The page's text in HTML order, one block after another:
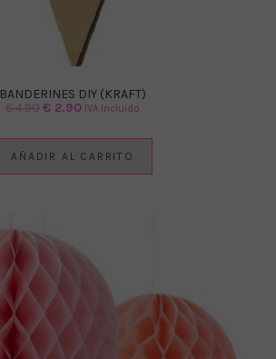
BANDERINES DIY (KRAFT)
€4.90El
original
era:
€ 2.90El
actual
es:
IVA Incluido
AÑADIR AL CARRITO